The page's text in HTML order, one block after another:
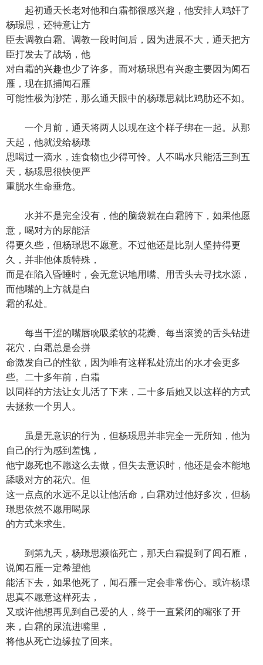
起初通天长老对他和白霜都很感兴趣，他安排人鸡奸了
杨璟思，还特意让方
臣去调教白霜。调教一段时间后，因为进展不大，通天把方
臣打发去了战场，他
对白霜的兴趣也少了许多。而对杨璟思有兴趣主要因为闻石
雁，现在抓捕闻石雁
可能性极为渺茫，那么通天眼中的杨璟思就比鸡肋还不如。
一个月前，通天将两人以现在这个样子绑在一起。从那
天起，他就没给杨璟
思喝过一滴水，连食物也少得可怜。人不喝水只能活三到五
天，杨璟思很快便严
重脱水生命垂危。
水并不是完全没有，他的脑袋就在白霜胯下，如果他愿
意，喝对方的尿能活
得更久些，但杨璟思不愿意。不过他还是比别人坚持得更
久，并非他体质特殊，
而是在陷入昏睡时，会无意识地用嘴、用舌头去寻找水源，
而他嘴的上方就是白
霜的私处。
每当干涩的嘴唇吮吸柔软的花瓣、每当滚烫的舌头钻进
花穴，白霜总是会拼
命激发自己的性欲，因为唯有这样私处流出的水才会更多
些。二十多年前，白霜
以同样的方法让女儿活了下来，二十多后她又以这样的方式
去拯救一个男人。
虽是无意识的行为，但杨璟思并非完全一无所知，他为
自己的行为感到羞愧，
他宁愿死也不愿这么去做，但失去意识时，他还是会本能地
舔吸对方的花穴。但
这一点点的水远不足以让他活命，白霜劝过他好多次，但杨
璟思依然不愿用喝尿
的方式来求生。
到第九天，杨璟思濒临死亡，那天白霜提到了闻石雁，
说闻石雁一定希望他
能活下去，如果他死了，闻石雁一定会非常伤心。或许杨璟
思真不愿意这样死去，
又或许他想再见到自己爱的人，终于一直紧闭的嘴张了开
来，白霜的尿流进嘴里，
将他从死亡边缘拉了回来。